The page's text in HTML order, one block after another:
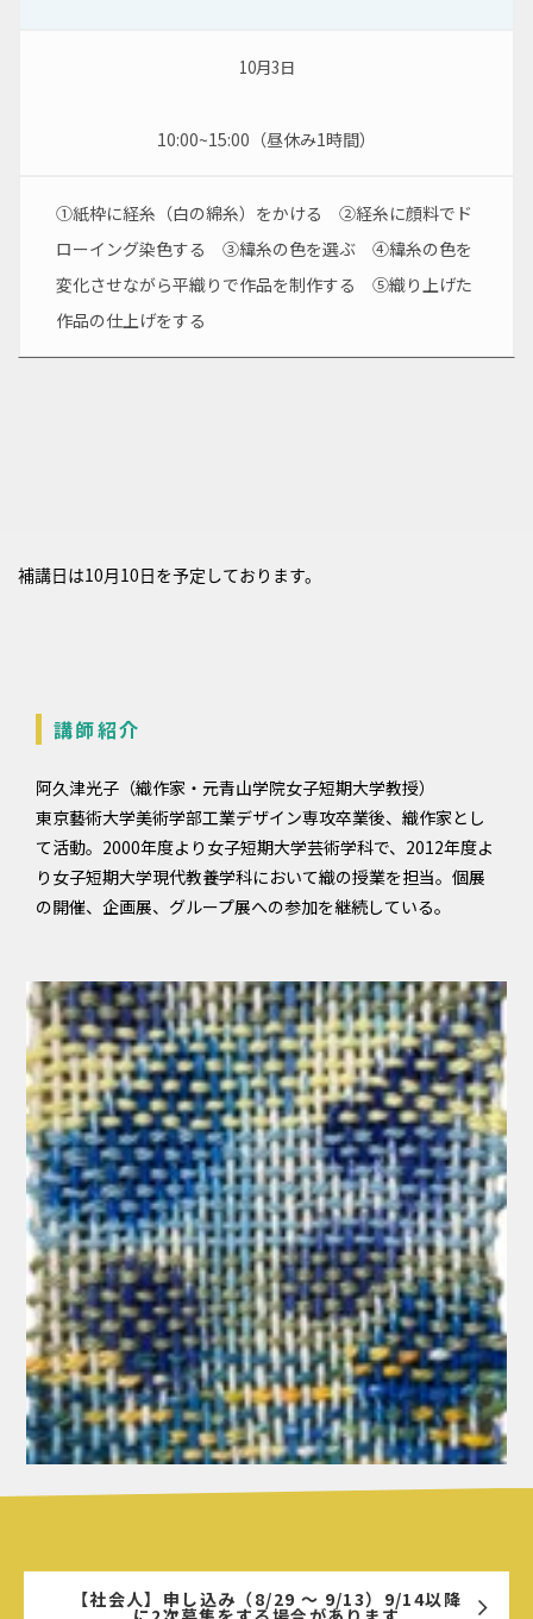
10月3日
10:00~15:00（昼休み1時間）
①紙枠に経糸（白の綿糸）をかける　②経糸に顔料でド
ローイング染色する　③緯糸の色を選ぶ　④緯糸の色を
変化させながら平織りで作品を制作する　⑤織り上げた
作品の仕上げをする
補講日は10月10日を予定しております。
講師紹介
阿久津光子（織作家・元青山学院女子短期大学教授）
東京藝術大学美術学部工業デザイン専攻卒業後、織作家とし
て活動。2000年度より女子短期大学芸術学科で、2012年度よ
り女子短期大学現代教養学科において織の授業を担当。個展
の開催、企画展、グループ展への参加を継続している。
【社会人】申し込み（8/29 ～ 9/13）9/14以降